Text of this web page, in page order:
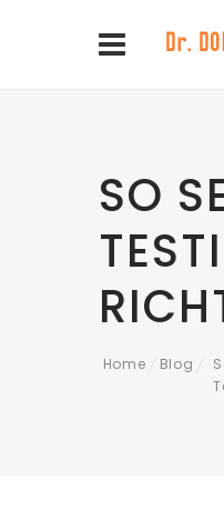
SO
Home Blog